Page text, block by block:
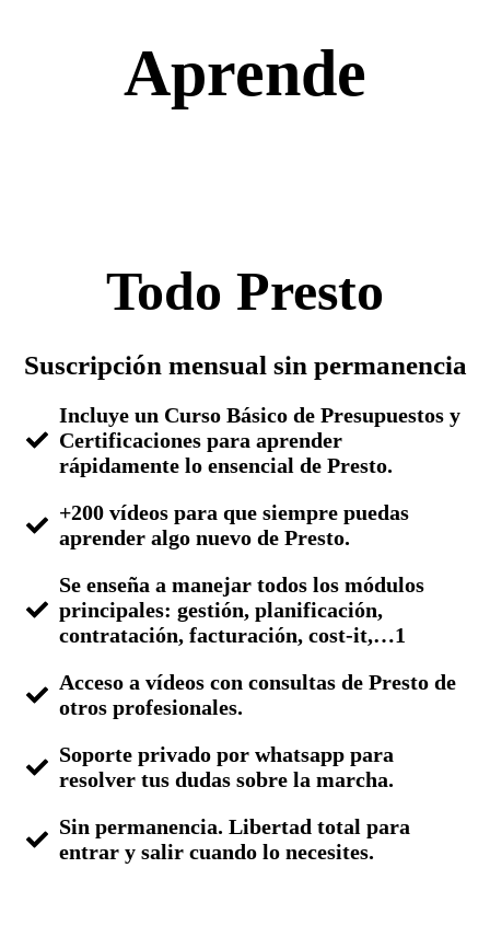
Aprende
Todo Presto
Suscripción mensual sin permanencia
Incluye un Curso Básico de Presupuestos y
Certificaciones para aprender
rápidamente lo ensencial de Presto.
+200 vídeos para que siempre puedas
aprender algo nuevo de Presto.
Se enseña a manejar todos los módulos
principales: gestión, planificación,
contratación, facturación, cost-it,…1
Acceso a vídeos con consultas de Presto de
otros profesionales.
Soporte privado por whatsapp para
resolver tus dudas sobre la marcha.
Sin permanencia. Libertad total para
entrar y salir cuando lo necesites.